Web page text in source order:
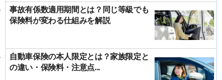
事故有係数適用期間とは？同じ等級でも
保険料が変わる仕組みを解説
自動車保険の本人限定とは？家族限定と
の違い・保険料・注意点...